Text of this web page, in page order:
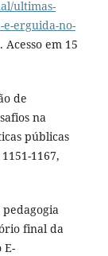
ultimas-
e-erguida-no-
Acesso em 15
de
na
públicas
1167,
final da
E-